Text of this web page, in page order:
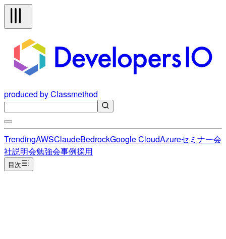
produced by Classmethod
TrendingAWSClaudeBedrockGoogle CloudAzureセミナー会
社説明会勉強会事例採用
目次